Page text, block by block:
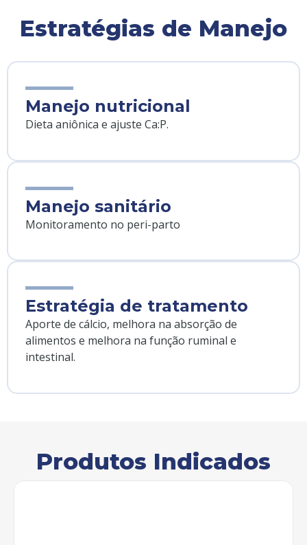
Estratégias de Manejo
Manejo nutricional
Dieta aniônica e ajuste Ca:P.
Manejo sanitário
Monitoramento no peri-parto
Estratégia de tratamento
Aporte de cálcio, melhora na absorção de
alimentos e melhora na função ruminal e
intestinal.
Produtos Indicados